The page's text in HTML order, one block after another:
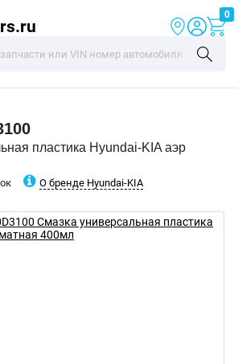
0
пластика Hyundai-KIA аэр
О бренде Hyundai-KIA